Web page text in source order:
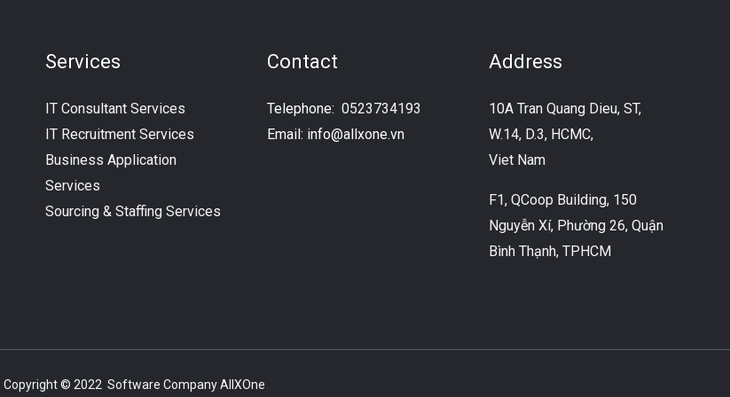
Services
IT Consultant Services
IT Recruitment Services
Business Application
Services
Sourcing & Staffing Services
Contact
Telephone: 0523734193
Email: info@allxone.vn
Address
10A Tran Quang Dieu, ST,
W.14, D.3, HCMC,
Viet Nam
F1, QCoop Building, 150
Nguyễn Xí, Phường 26, Quận
Bình Thạnh, TPHCM
Copyright © 2022 Software Company AllXOne